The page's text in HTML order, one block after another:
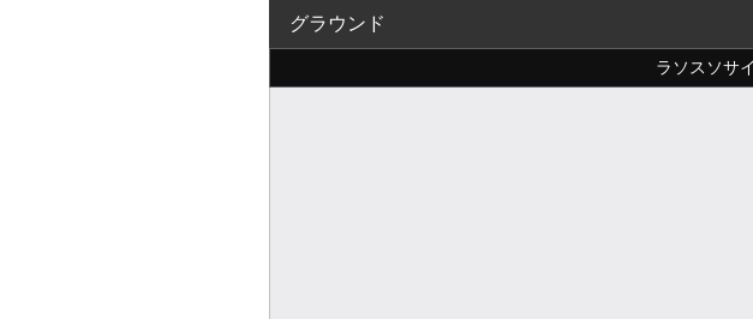
グラウンド
ラソスソサ